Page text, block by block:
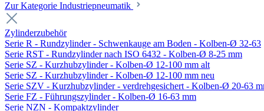
Zur Kategorie Industriepneumatik
Zylinderzubehör
Serie R - Rundzylinder - Schwenkauge am Boden - Kolben-Ø 32-63
Serie RST - Rundzylinder nach ISO 6432 - Kolben-Ø 8-25 mm
Serie SZ - Kurzhubzylinder - Kolben-Ø 12-100 mm alt
Serie SZ - Kurzhubzylinder - Kolben-Ø 12-100 mm neu
Serie SZV - Kurzhubzylinder - verdrehgesichert - Kolben-Ø 20-63
Serie FZ - Führungszylinder - Kolben-Ø 16-63 mm
Serie NZN - Kompaktzylinder